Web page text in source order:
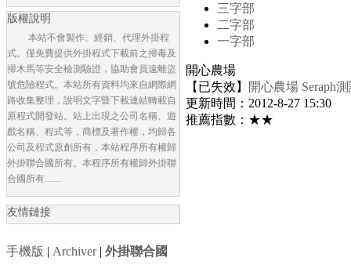
版權說明
本站不會製作、經銷、代理外掛程
式。僅免費提供外掛程式下載前之掃毒及
掃木馬等安全檢測驗證，協助會員遠離盜
號危險程式。本站所有資料均來自網際網
路收集整理，說明文字暨下載連結轉載自
原程式開發站。站上出現之公司名稱、遊
戲名稱、程式等，商標及著作權，均歸各
公司及程式原創所有，本站程序所有權歸
外掛聯合國所有。本程序所有權歸外掛聯
合國所有.......
友情鏈接
三字部
二字部
一字部
開心農場
【已失效】 開心農場 Seraph
更新時間：2012-8-27 15:30
推薦指數：★★
手機版 | Archiver| 外掛聯合國